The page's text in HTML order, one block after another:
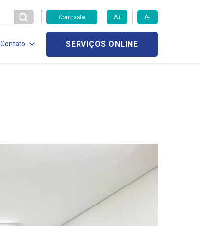
Contraste A+ A-
Contato SERVIÇOS ONLINE